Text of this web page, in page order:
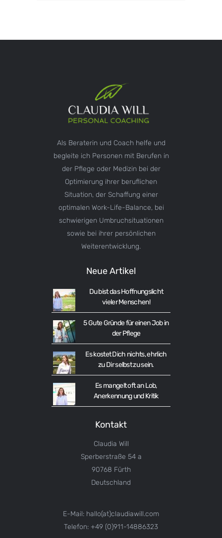
Als Beraterin und Coach helfe und
begleite ich Personen mit Berufen in
der Pflege oder Medizin bei der
Optimierung ihrer beruflichen
Situation, der Schaffung einer
optimalen Work-Life-Balance, bei
schwierigen Umbruchsituationen
sowie bei ihrer persönlichen
Weiterentwicklung.
Neue Artikel
Du bist das Hoffnungslicht
vieler Menschen!
5 Gute Gründe für einen Job in
der Pflege
Es kostet Dich nichts, ehrlich
zu Dir selbst zu sein.
Es mangelt oft an Lob,
Anerkennung und Kritik
Kontakt
Claudia Will
Sperberstraße 54 a
90768 Fürth
Deutschland
E-Mail: hallo(at)claudiawill.com
Telefon: +49 (0)911-14886323